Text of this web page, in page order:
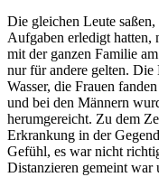
Die gleichen Leute
Aufgaben erledigt hatten,
mit der ganzen Familie
nur für andere gelten.
Wasser, die Frauen
und bei den Männern
herumgereicht. Zu dem
Erkrankung in der
Gefühl, es war nicht
Distanzieren gemeint war